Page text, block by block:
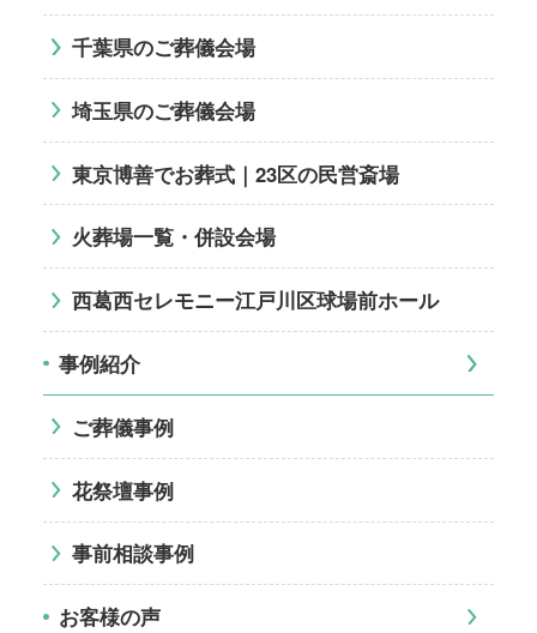
千葉県のご葬儀会場
埼玉県のご葬儀会場
東京博善でお葬式｜23区の民営斎場
火葬場一覧・併設会場
西葛西セレモニー江戸川区球場前ホール
事例紹介
ご葬儀事例
花祭壇事例
事前相談事例
お客様の声